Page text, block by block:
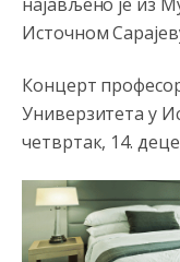
Источном
Концерт
Универзитета у
четвртак, 14.